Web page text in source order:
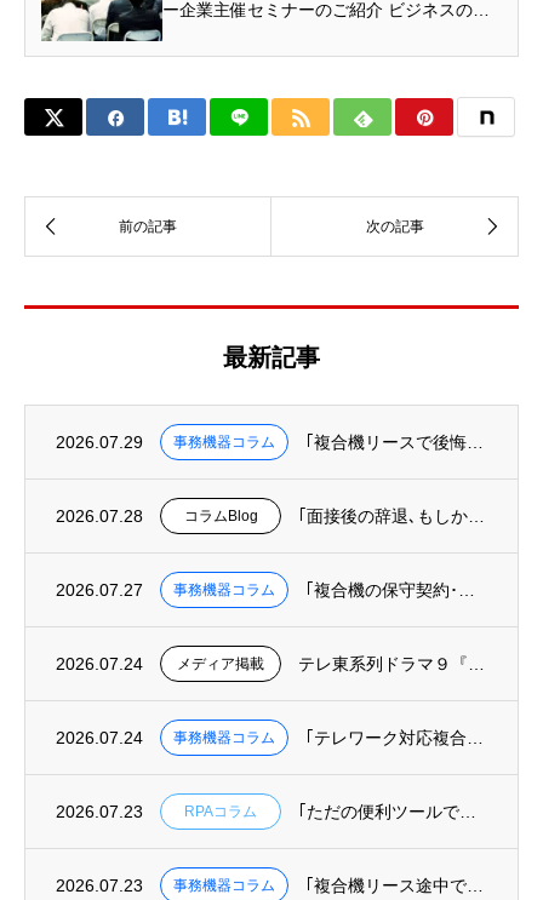
ー企業主催セミナーのご紹介 ビジネスの現
最新記事
2026.07.29 事務機器コラム
2026.07.28 コラムBlog
2026.07.27 事務機器コラム
2026.07.24 メディア掲載
2026.07.24 事務機器コラム
2026.07.23 RPAコラム
2026.07.23 事務機器コラム